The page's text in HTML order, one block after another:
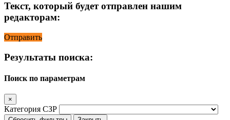
Текст, который будет отправлен нашим
редакторам:
Отправить
Результаты поиска:
Поиск по параметрам
×
Категория СЗР